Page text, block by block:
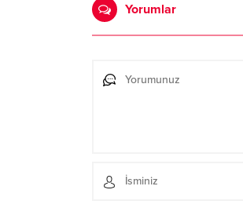
Yorumlar